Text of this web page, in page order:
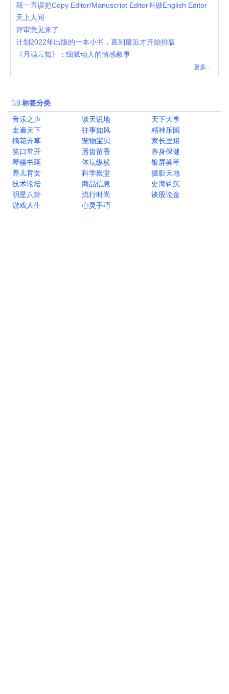
我一直误把Copy Editor/Manuscript Editor叫做English Editor
天上人间
评审意见来了
计划2022年出版的一本小书，直到最近才开始排版
《月满云知》：细腻动人的情感叙事
更多...
标签分类
音乐之声
谈天说地
天下大事
走遍天下
往事如风
精神乐园
摘花弄草
宠物宝贝
家长里短
笑口常开
唇齿留香
养身保健
琴棋书画
体坛纵横
银屏荟萃
养儿育女
科学殿堂
摄影天地
技术论坛
商品信息
史海钩沉
明星八卦
流行时尚
谈股论金
游戏人生
心灵手巧